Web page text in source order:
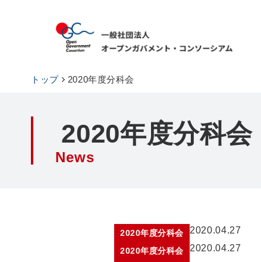
トップ 2020年度分科会
2020年度分科会
News
2020年度分科会 2020.04.27
2020年度分科会 2020.04.27